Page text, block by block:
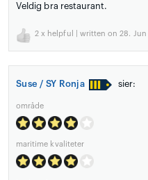
Veldig bra restaurant.
2 x helpful | written on 28.
Suse / SY Ronja sier:
område
maritime kvaliteter